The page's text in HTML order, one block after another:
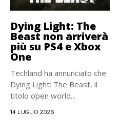
Dying Light: The
Beast non arriverà
più su PS4 e Xbox
One
Techland ha annunciato che
Dying Light: The Beast, il
titolo open world...
14 LUGLIO 2026